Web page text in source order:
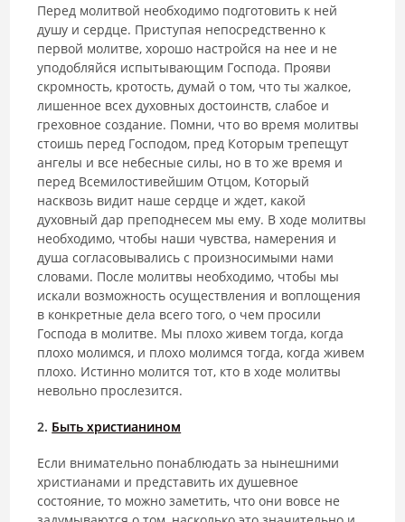
Перед молитвой необходимо подготовить к ней
душу и сердце. Приступая непосредственно к
первой молитве, хорошо настройся на нее и не
уподобляйся испытывающим Господа. Прояви
скромность, кротость, думай о том, что ты жалкое,
лишенное всех духовных достоинств, слабое и
греховное создание. Помни, что во время молитвы
стоишь перед Господом, пред Которым трепещут
ангелы и все небесные силы, но в то же время и
перед Всемилостивейшим Отцом, Который
насквозь видит наше сердце и ждет, какой
духовный дар преподнесем мы ему. В ходе молитвы
необходимо, чтобы наши чувства, намерения и
душа согласовывались с произносимыми нами
словами. После молитвы необходимо, чтобы мы
искали возможность осуществления и воплощения
в конкретные дела всего того, о чем просили
Господа в молитве. Мы плохо живем тогда, когда
плохо молимся, и плохо молимся тогда, когда живем
плохо. Истинно молится тот, кто в ходе молитвы
невольно прослезится.
2. Быть христианином
Если внимательно понаблюдать за нынешними
христианами и представить их душевное
состояние, то можно заметить, что они вовсе не